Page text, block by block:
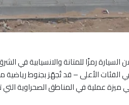
رمزًا للمتانة والانسيابية في
الأعلى – قد تُجهّز بجنوط
عملية في المناطق الصحراوية التي